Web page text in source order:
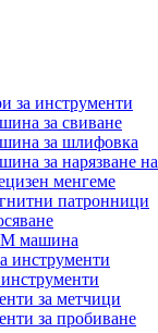
за инструменти
за свиване
за шлифовка
за нарязване на
менгеме
патронници
машина
инструменти
за метчици
за пробиване